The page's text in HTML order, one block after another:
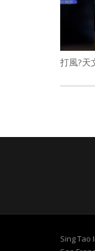
Sing Tao